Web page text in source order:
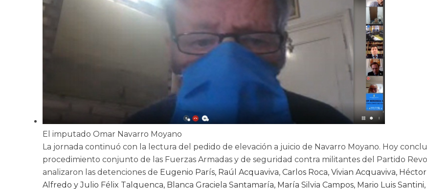
El imputado Omar Navarro Moyano
La jornada continuó con la lectura del pedido de elevación a juicio de Navarro Moyano. Hoy
procedimiento conjunto de las Fuerzas Armadas y de seguridad contra militantes del Partido
analizaron las detenciones de Eugenio París, Raúl Acquaviva, Carlos Roca, Vivian Acquaviva,
Alfredo y Julio Félix Talquenca, Blanca Graciela Santamaría, María Silvia Campos, Mario Luis